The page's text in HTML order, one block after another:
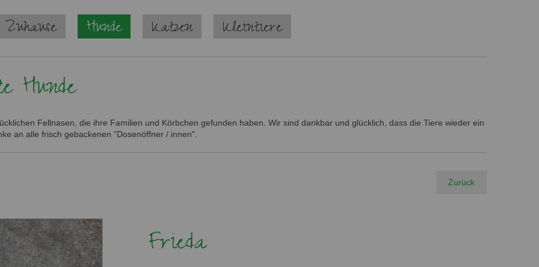
Hunde Katzen Kleintiere
Hunde
Fellnasen, die ihre Familien und Körbchen gefunden haben. Wir sind dankbar und glücklich, dass die Tiere wieder ein
an alle frisch gebackenen "Dosenöffner / innen".
Zurück
Frieda